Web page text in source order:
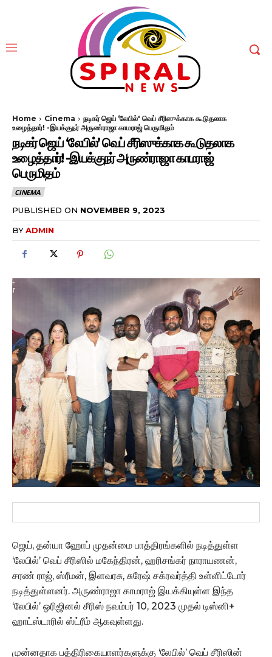
Home Cinema
நடிகர் ஜெய் ‘லேபில்' வெப் சீரிஸுக்காக கூடுதலாக
உழைத்தார்! -இயக்குநர் அருண்ராஜா காமராஜ் பெருமிதம்
நடிகர் ஜெய் ‘லேபில்’ வெப் சீரிஸுக்காக கூடுதலாக
உழைத்தார்! -இயக்குநர் அருண்ராஜா காமராஜ்
பெருமிதம்
CINEMA
PUBLISHED ON NOVEMBER 9, 2023
BYADMIN
ஜெய், தன்யா ஹோப் முதன்மை பாத்திரங்களில் நடித்துள்ள
‘லேபில்’ வெப் சீரிஸில் மகேந்திரன், ஹரிசங்கர் நாராயணன்,
சரண் ராஜ், ஸ்ரீமன், இளவரசு, சுரேஷ் சக்ரவர்த்தி உள்ளிட்டோர்
நடித்துள்ளனர். அருண்ராஜா காமராஜ் இயக்கியுள்ள இந்த
‘லேபில்’ ஒரிஜினல் சீரிஸ் நவம்பர் 10, 2023 முதல் டிஸ்னி+
ஹாட்ஸ்டாரில் ஸ்ட்ரீம் ஆகவுள்ளது.
முன்னதாக பத்திரிகையாளர்களுக்கு ‘லேபில்’ வெப் சீரிஸின்